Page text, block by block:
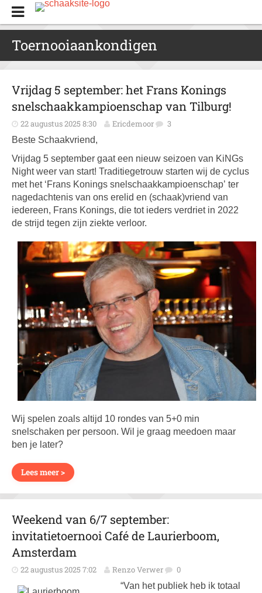
Toernooiaankondigen
Vrijdag 5 september: het Frans Konings
snelschaakkampioenschap van Tilburg!
22 augustus 2025 8:30 Ericdemoor 3
Beste Schaakvriend,
Vrijdag 5 september gaat een nieuw seizoen van KiNGs
Night weer van start! Traditie­getrouw starten wij de cyclus
met het ‘Frans Konings snelschaak­kampioenschap’ ter
nagedachtenis van ons erelid en (schaak)vriend van
iedereen, Frans Konings, die tot ieders verdriet in 2022
de strijd tegen zijn ziekte verloor.
Wij spelen zoals altijd 10 rondes van 5+0 min
snelschaken per persoon. Wil je graag meedoen maar
ben je later?
Lees meer >
Weekend van 6/7 september:
invitatietoernooi Café de Laurierboom,
Amsterdam
22 augustus 2025 7:02 Renzo Verwer 0
“Van het publiek heb ik totaal